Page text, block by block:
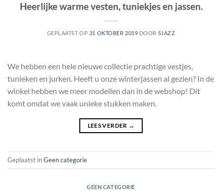
Heerlijke warme vesten, tuniekjes en jassen.
GEPLAATST OP 31 OKTOBER 2019 DOOR SJAZZ
We hebben een hele nieuwe collectie prachtige vestjes,
tunieken en jurken. Heeft u onze winterjassen al gezien? In de
winkel hebben we meer modellen dan in de webshop! Dit
komt omdat we vaak unieke stukken maken.
LEES VERDER →
Geplaatst inGeen categorie
GEEN CATEGORIE